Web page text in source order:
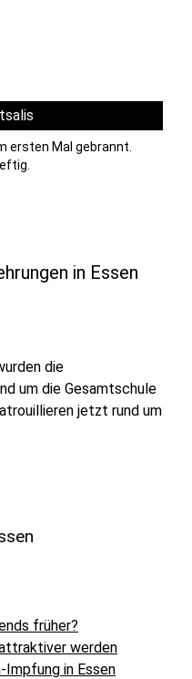
ersten Mal gebrannt.
in Essen
die
um die Gesamtschule
jetzt rund um
früher?
werden
Impfung in Essen